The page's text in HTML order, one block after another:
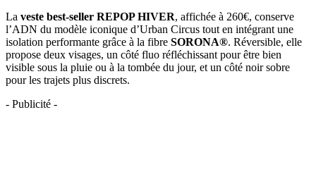
La veste best-seller REPOP HIVER, affichée à 260€, conserve
l’ADN du modèle iconique d’Urban Circus tout en intégrant une
isolation performante grâce à la fibre SORONA®. Réversible, elle
propose deux visages, un côté fluo réfléchissant pour être bien
visible sous la pluie ou à la tombée du jour, et un côté noir sobre
pour les trajets plus discrets.
- Publicité -